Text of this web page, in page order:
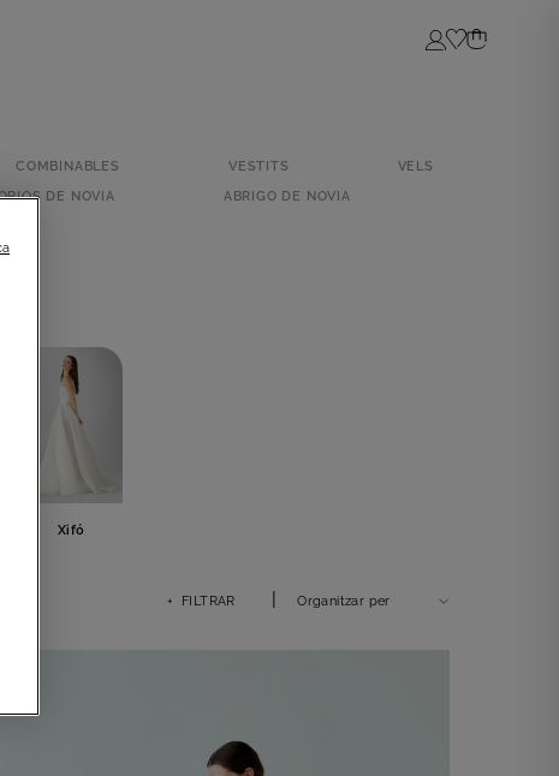
Login
COMBINABLES VESTITS
VELS
DE NOVIA ABRIGO DE NOVIA
Xifó
+ FILTRAR | Organitzar per